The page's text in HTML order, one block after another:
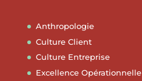
Anthropologie
Culture Client
Culture Entreprise
Excellence Opérationnelle